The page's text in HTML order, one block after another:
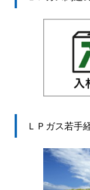
ＬＰガス若